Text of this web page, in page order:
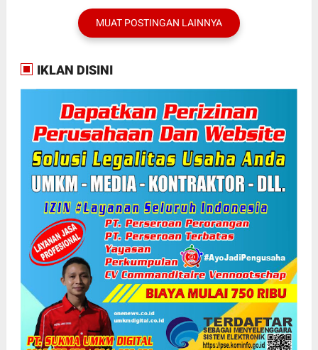
MUAT POSTINGAN LAINNYA
IKLAN DISINI